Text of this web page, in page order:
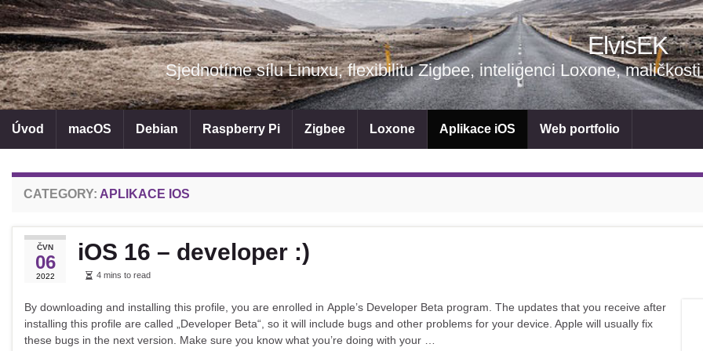
ElvisEK
Sjednotíme sílu Linuxu, flexibilitu Zigbee, inteligenci Loxone,
Úvod macOS Debian Raspberry Pi Zigbee Loxone Aplikace iOS Web portfolio
CATEGORY: APLIKACE IOS
ČVN
06
2022
iOS 16 – developer :)
4 mins to read
By downloading and installing this profile, you are enrolled in Apple’s Developer Beta program. The updates that you receive after
installing this profile are called „Developer Beta“, so it will include bugs and other problems for your device. Apple will usually fix
these bugs in the next version. Make sure you know what you’re doing with your …